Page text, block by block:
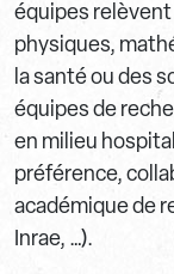
équipes
physiques,
la santé ou des
équipes de
en milieu
préférence,
académique de
Inrae, …).